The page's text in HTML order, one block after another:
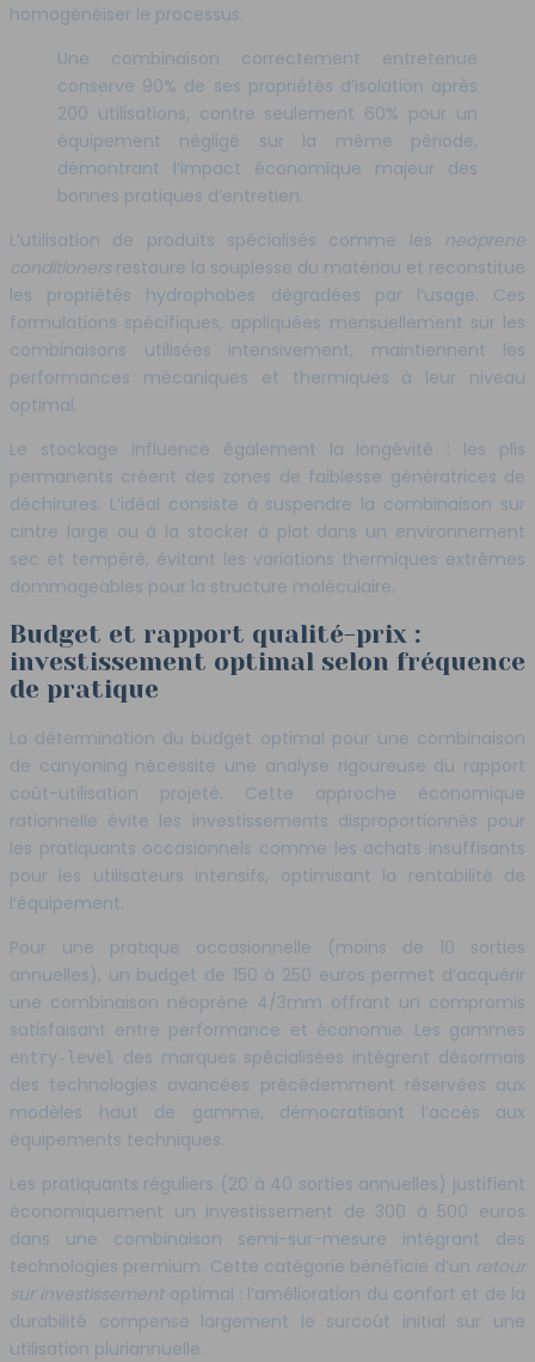
homogénéiser le processus.
Une combinaison correctement entretenue
conserve 90% de ses propriétés d’isolation après
200 utilisations, contre seulement 60% pour un
équipement négligé sur la même période,
démontrant l’impact économique majeur des
bonnes pratiques d’entretien.
L’utilisation de produits spécialisés comme les neoprene
conditionersrestaure la souplesse du matériau et reconstitue
les propriétés hydrophobes dégradées par l’usage. Ces
formulations spécifiques, appliquées mensuellement sur les
combinaisons utilisées intensivement, maintiennent les
performances mécaniques et thermiques à leur niveau
optimal.
Le stockage influence également la longévité : les plis
permanents créent des zones de faiblesse génératrices de
déchirures. L’idéal consiste à suspendre la combinaison sur
cintre large ou à la stocker à plat dans un environnement
sec et tempéré, évitant les variations thermiques extrêmes
dommageables pour la structure moléculaire.
Budget et rapport qualité-prix :
investissement optimal selon fréquence
de pratique
La détermination du budget optimal pour une combinaison
de canyoning nécessite une analyse rigoureuse du rapport
coût-utilisation projeté. Cette approche économique
rationnelle évite les investissements disproportionnés pour
les pratiquants occasionnels comme les achats insuffisants
pour les utilisateurs intensifs, optimisant la rentabilité de
l’équipement.
Pour une pratique occasionnelle (moins de 10 sorties
annuelles), un budget de 150 à 250 euros permet d’acquérir
une combinaison néoprène 4/3mm offrant un compromis
satisfaisant entre performance et économie. Les gammes
entry-level
des marques spécialisées intègrent désormais
des technologies avancées précédemment réservées aux
modèles haut de gamme, démocratisant l’accès aux
équipements techniques.
Les pratiquants réguliers (20 à 40 sorties annuelles) justifient
économiquement un investissement de 300 à 500 euros
dans une combinaison semi-sur-mesure intégrant des
technologies premium. Cette catégorie bénéficie d’un retour
sur investissement optimal : l’amélioration du confort et de la
durabilité compense largement le surcoût initial sur une
utilisation pluriannuelle.